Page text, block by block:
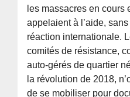
les massacres en cours
appelaient à l’aide,
réaction internationale.
comités de résistance,
auto-gérés de quartier
la révolution de 2018,
de se mobiliser pour